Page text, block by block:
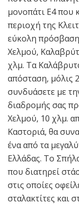
μονοπάτι Ε4 που
περιοχή της
εύκολη
Χελμού,
χλμ. Τα
απόσταση, μόλις
συνδυάσετε με
διαδρομής σας
Χελμού, 10 χλμ.
Καστοριά, θα
ένα από τα
Ελλάδας. Το
που διατηρεί
στις οποίες
σταλακτίτες και